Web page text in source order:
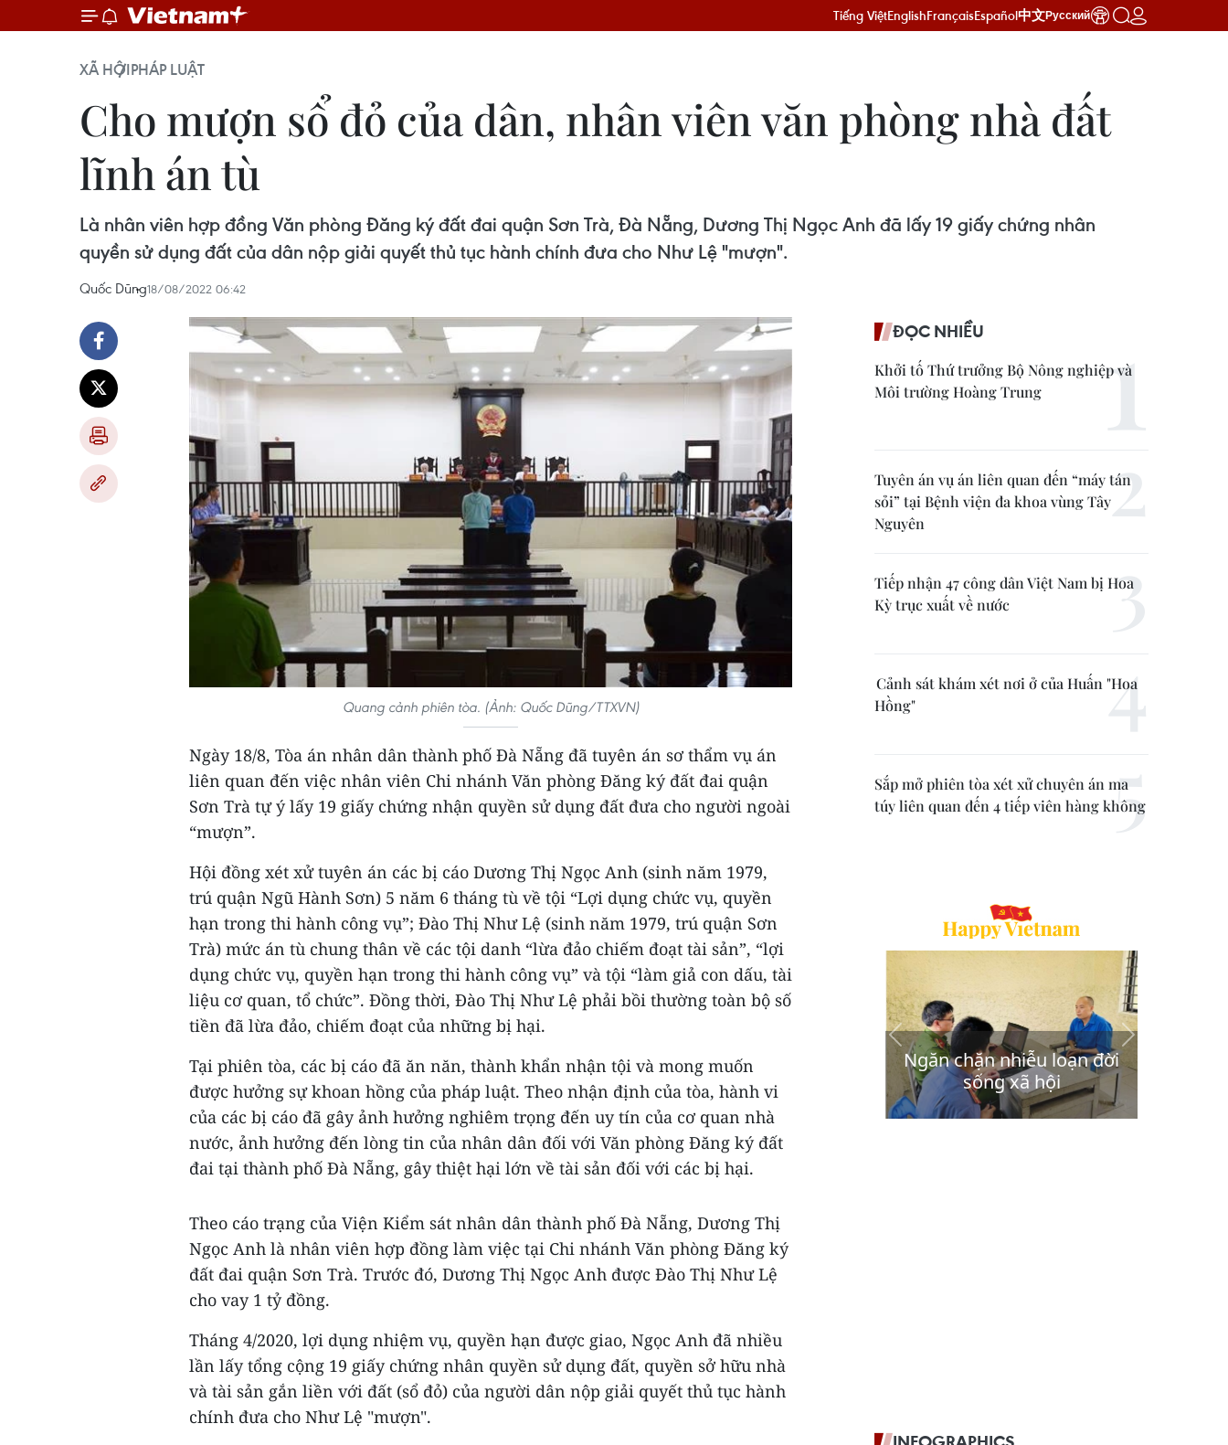
Tiếng ViệtEnglishFrançaisEspañol中文Русский
XÃ HỘIPHÁP LUẬT
Cho mượn sổ đỏ của dân, nhân viên văn phòng nhà đất
lĩnh án tù
Là nhân viên hợp đồng Văn phòng Đăng ký đất đai quận Sơn Trà, Đà Nẵng, Dương Thị Ngọc Anh đã lấy 19 giấy chứng nhân
quyền sử dụng đất của dân nộp giải quyết thủ tục hành chính đưa cho Như Lệ "mượn".
Quốc Dũng18/08/2022 06:42
Quang cảnh phiên tòa. (Ảnh: Quốc Dũng/TTXVN)
Ngày 18/8, Tòa án nhân dân thành phố Đà Nẵng đã tuyên án sơ thẩm vụ án
liên quan đến việc nhân viên Chi nhánh Văn phòng Đăng ký đất đai quận
Sơn Trà tự ý lấy 19 giấy chứng nhận quyền sử dụng đất đưa cho người ngoài
“mượn”.
Hội đồng xét xử tuyên án các bị cáo Dương Thị Ngọc Anh (sinh năm 1979,
trú quận Ngũ Hành Sơn) 5 năm 6 tháng tù về tội “Lợi dụng chức vụ, quyền
hạn trong thi hành công vụ”; Đào Thị Như Lệ (sinh năm 1979, trú quận Sơn
Trà) mức án tù chung thân về các tội danh “lừa đảo chiếm đoạt tài sản”, “lợi
dụng chức vụ, quyền hạn trong thi hành công vụ” và tội “làm giả con dấu, tài
liệu cơ quan, tổ chức”. Đồng thời, Đào Thị Như Lệ phải bồi thường toàn bộ số
tiền đã lừa đảo, chiếm đoạt của những bị hại.
Tại phiên tòa, các bị cáo đã ăn năn, thành khẩn nhận tội và mong muốn
được hưởng sự khoan hồng của pháp luật. Theo nhận định của tòa, hành vi
của các bị cáo đã gây ảnh hưởng nghiêm trọng đến uy tín của cơ quan nhà
nước, ảnh hưởng đến lòng tin của nhân dân đối với Văn phòng Đăng ký đất
đai tại thành phố Đà Nẵng, gây thiệt hại lớn về tài sản đối với các bị hại.
Theo cáo trạng của Viện Kiểm sát nhân dân thành phố Đà Nẵng, Dương Thị
Ngọc Anh là nhân viên hợp đồng làm việc tại Chi nhánh Văn phòng Đăng ký
đất đai quận Sơn Trà. Trước đó, Dương Thị Ngọc Anh được Đào Thị Như Lệ
cho vay 1 tỷ đồng.
Tháng 4/2020, lợi dụng nhiệm vụ, quyền hạn được giao, Ngọc Anh đã nhiều
lần lấy tổng cộng 19 giấy chứng nhân quyền sử dụng đất, quyền sở hữu nhà
và tài sản gắn liền với đất (sổ đỏ) của người dân nộp giải quyết thủ tục hành
chính đưa cho Như Lệ "mượn".
ĐỌC NHIỀU
Khởi tố Thứ trưởng Bộ Nông nghiệp và
Môi trường Hoàng Trung
Tuyên án vụ án liên quan đến “máy tán
sỏi” tại Bệnh viện đa khoa vùng Tây
Nguyên
Tiếp nhận 47 công dân Việt Nam bị Hoa
Kỳ trục xuất về nước
Cảnh sát khám xét nơi ở của Huấn "Hoa
Hồng"
Sắp mở phiên tòa xét xử chuyên án ma
túy liên quan đến 4 tiếp viên hàng không